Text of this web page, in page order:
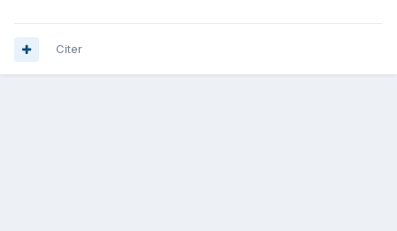
Citer